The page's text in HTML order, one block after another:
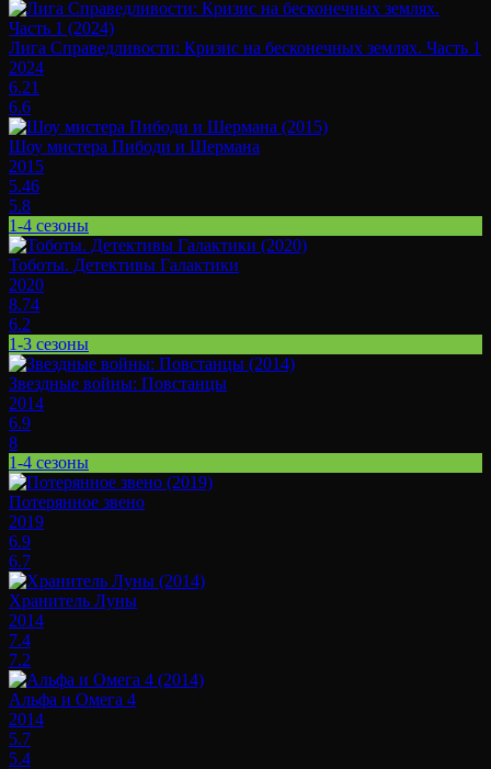
Лига Справедливости: Кризис на бесконечных землях. Часть 1
2024
6.21
6.6
Шоу мистера Пибоди и Шермана
2015
5.46
5.8
1-4 сезоны
Тоботы. Детективы Галактики
2020
8.74
6.2
1-3 сезоны
Звездные войны: Повстанцы
2014
6.9
8
1-4 сезоны
Потерянное звено
2019
6.9
6.7
Хранитель Луны
2014
7.4
7.2
Альфа и Омега 4
2014
5.7
5.4